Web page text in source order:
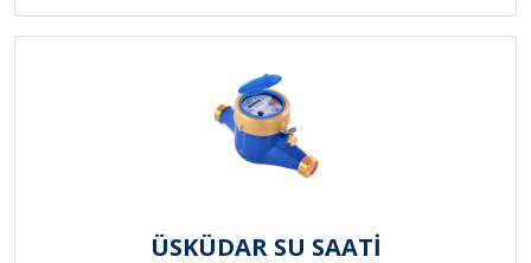
ÜSKÜDAR SU SAATİ